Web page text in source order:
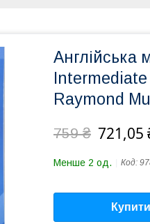
Англійська
Raymond
759 ₴ 721,05
Менше 2 од. Код:
Купити